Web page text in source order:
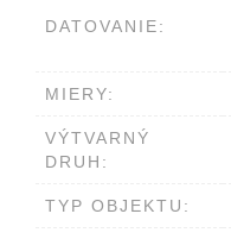
DATOVANIE:
MIERY:
VÝTVARNÝ
DRUH:
TYP OBJEKTU: